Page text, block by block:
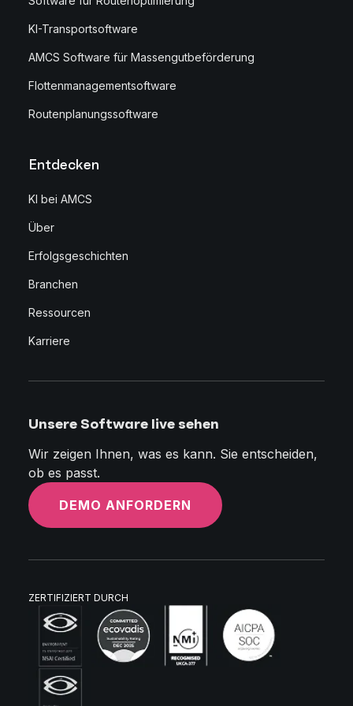
KI-Transportsoftware
AMCS Software für Massengutbeförderung
Flottenmanagementsoftware
Routenplanungssoftware
Entdecken
KI bei AMCS
Über
Erfolgsgeschichten
Branchen
Ressourcen
Karriere
Unsere Software live sehen
Wir zeigen Ihnen, was es kann. Sie entscheiden,
ob es passt.
DEMO ANFORDERN
ZERTIFIZIERT DURCH